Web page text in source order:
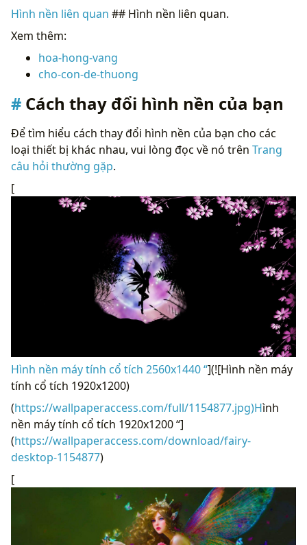
Hình nền liên quan ## Hình nền liên quan.
Xem thêm:
hoa-hong-vang
cho-con-de-thuong
Cách thay đổi hình nền của bạn
Để tìm hiểu cách thay đổi hình nền của bạn cho các
loại thiết bị khác nhau, vui lòng đọc về nó trên Trang
câu hỏi thường gặp.
[
Hình nền máy tính cổ tích 2560x1440 “](![Hình nền máy
tính cổ tích 1920x1200)
(https://wallpaperaccess.com/full/1154877.jpg)Hình
nền máy tính cổ tích 1920x1200 “]
(https://wallpaperaccess.com/download/fairy-
desktop-1154877)
[